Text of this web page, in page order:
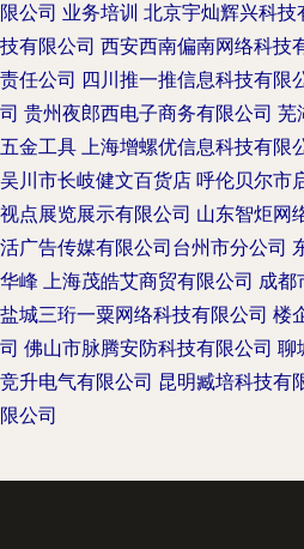
限公司 业务培训 北京宇灿辉兴科技
技有限公司 西安西南偏南网络科技
责任公司 四川推一推信息科技有限
司 贵州夜郎西电子商务有限公司 芜
五金工具 上海增螺优信息科技有限
吴川市长岐健文百货店 呼伦贝尔市
视点展览展示有限公司 山东智炬网
活广告传媒有限公司台州市分公司
华峰 上海茂皓艾商贸有限公司 成都
盐城三珩一粟网络科技有限公司 楼
司 佛山市脉腾安防科技有限公司 聊
竞升电气有限公司 昆明臧培科技有
限公司